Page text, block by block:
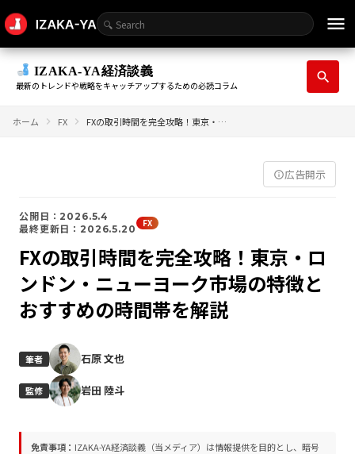
menu
IZAKA-YA経済談義
最新のトレンドや戦略をキャッチアップするための必読コラム
search
ホーム FX FXの取引時間を完全攻略！東京・ロンドン・ニューヨーク市場の特徴とおすすめの時間帯を解説
info_outline広告開示
公開日：2026.5.4
最終更新日：2026.5.20
FX
FXの取引時間を完全攻略！東京・ロ
ンドン・ニューヨーク市場の特徴と
おすすめの時間帯を解説
筆者 石原 文也
監修 岩田 陸斗
免責事項： IZAKA-YA経済談義（当メディア）は情報提供を目的とし、暗号